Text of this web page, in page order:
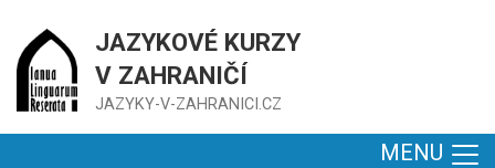
JAZYKOVÉ KURZY
V ZAHRANIČÍ
JAZYKY-V-ZAHRANICI.CZ
MENU